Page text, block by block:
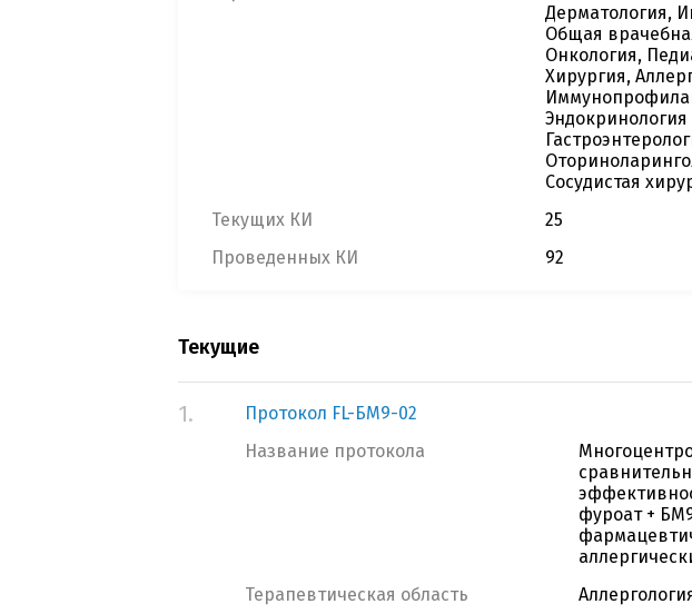
Дерматология,
Общая
Онкология,
Хирургия,
Сосудистая
Текущих КИ
25
Проведенных КИ
92
Текущие
1.
Протокол FL-БМ9-02
Название протокола
фуроат +
Терапевтическая область